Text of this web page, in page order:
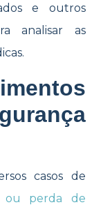
e outros
analisar as
casos de
ou perda de